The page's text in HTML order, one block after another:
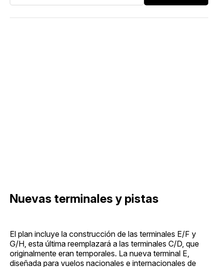
Nuevas terminales y pistas
El plan incluye la construcción de las terminales E/F y
G/H, esta última reemplazará a las terminales C/D, que
originalmente eran temporales. La nueva terminal E,
diseñada para vuelos nacionales e internacionales de